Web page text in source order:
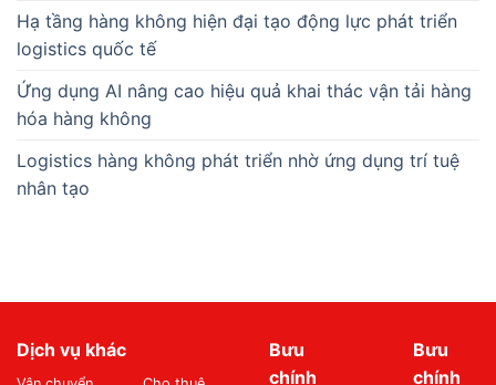
Hạ tầng hàng không hiện đại tạo động lực phát triển
logistics quốc tế
Ứng dụng AI nâng cao hiệu quả khai thác vận tải hàng
hóa hàng không
Logistics hàng không phát triển nhờ ứng dụng trí tuệ
nhân tạo
Dịch vụ khác
Bưu
chính
Bưu
chính